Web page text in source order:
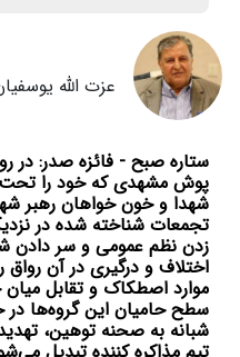
عزت الله
ستاره صبح - فائزه صدر: در
‌پوش مشهدی که خود را تحت
شهدا و خون‌ خواهان رهبر
تجمعات شناخته شده در
زدن نظم عمومی و سر دادن
اختلاف و درگیری در آن رواق
موارد اصطکاک و تقابل
سطح حامیان این گروه‌ها
شبانه به صحنه توهین،